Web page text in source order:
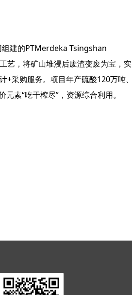
建的PTMerdeka Tsingshan
艺，将矿山堆浸后废渣变废为宝，实
采购服务。项目年产硫酸120万吨、
素“吃干榨尽”，资源综合利用。